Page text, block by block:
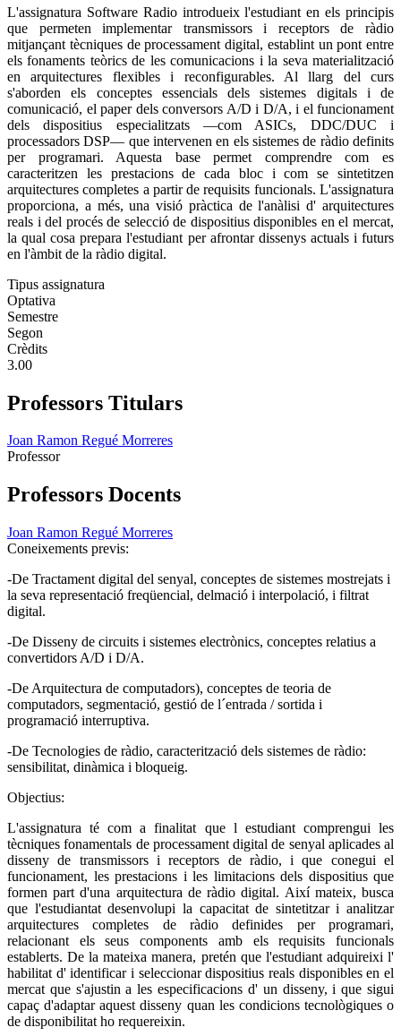
L'assignatura Software Radio introdueix l'estudiant en els principis
que permeten implementar transmissors i receptors de ràdio
mitjançant tècniques de processament digital, establint un pont entre
els fonaments teòrics de les comunicacions i la seva materialització
en arquitectures flexibles i reconfigurables. Al llarg del curs
s'aborden els conceptes essencials dels sistemes digitals i de
comunicació, el paper dels conversors A/D i D/A, i el funcionament
dels dispositius especialitzats —com ASICs, DDC/DUC i
processadors DSP— que intervenen en els sistemes de ràdio definits
per programari. Aquesta base permet comprendre com es
caracteritzen les prestacions de cada bloc i com se sintetitzen
arquitectures completes a partir de requisits funcionals. L'assignatura
proporciona, a més, una visió pràctica de l'anàlisi d' arquitectures
reals i del procés de selecció de dispositius disponibles en el mercat,
la qual cosa prepara l'estudiant per afrontar dissenys actuals i futurs
en l'àmbit de la ràdio digital.
Tipus assignatura
Optativa
Semestre
Segon
Crèdits
3.00
Professors Titulars
Joan Ramon Regué Morreres
Professor
Professors Docents
Joan Ramon Regué Morreres
Coneixements previs:
-De Tractament digital del senyal, conceptes de sistemes mostrejats i
la seva representació freqüencial, delmació i interpolació, i filtrat
digital.
-De Disseny de circuits i sistemes electrònics, conceptes relatius a
convertidors A/D i D/A.
-De Arquitectura de computadors), conceptes de teoria de
computadors, segmentació, gestió de l´entrada / sortida i
programació interruptiva.
-De Tecnologies de ràdio, caracterització dels sistemes de ràdio:
sensibilitat, dinàmica i bloqueig.
Objectius:
L'assignatura té com a finalitat que l estudiant comprengui les
tècniques fonamentals de processament digital de senyal aplicades al
disseny de transmissors i receptors de ràdio, i que conegui el
funcionament, les prestacions i les limitacions dels dispositius que
formen part d'una arquitectura de ràdio digital. Així mateix, busca
que l'estudiantat desenvolupi la capacitat de sintetitzar i analitzar
arquitectures completes de ràdio definides per programari,
relacionant els seus components amb els requisits funcionals
establerts. De la mateixa manera, pretén que l'estudiant adquireixi l'
habilitat d' identificar i seleccionar dispositius reals disponibles en el
mercat que s'ajustin a les especificacions d' un disseny, i que sigui
capaç d'adaptar aquest disseny quan les condicions tecnològiques o
de disponibilitat ho requereixin.